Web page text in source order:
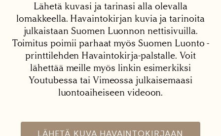
Lähetä kuvasi ja tarinasi alla olevalla
lomakkeella. Havaintokirjan kuvia ja tarinoita
julkaistaan Suomen Luonnon nettisivuilla.
Toimitus poimii parhaat myös Suomen Luonto -
printtilehden Havaintokirja-palstalle. Voit
lähettää meille myös linkin esimerkiksi
Youtubessa tai Vimeossa julkaisemaasi
luontoaiheiseen videoon.
LÄHETÄ KUVA HAVAINTOKIRJAAN